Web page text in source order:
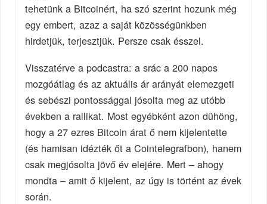
tehetünk a Bitcoinért, ha szó szerint hozunk még
egy embert, azaz a saját közösségünkben
hirdetjük, terjesztjük. Persze csak ésszel.
Visszatérve a podcastra: a srác a 200 napos
mozgóátlag és az aktuális ár arányát elemezgeti
és sebészi pontossággal jósolta meg az utóbb
években a rallikat. Most egyébként azon dühöng,
hogy a 27 ezres Bitcoin árat ő nem kijelentette
(és hamisan idézték őt a Cointelegrafbon), hanem
csak megjósolta jövő év elejére. Mert – ahogy
mondta – amit ő kijelent, az úgy is történt az évek
során.